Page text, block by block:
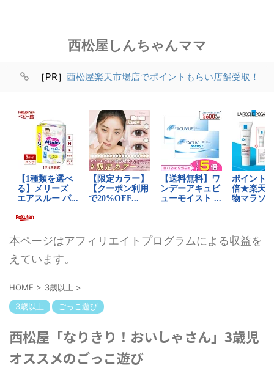
西松屋しんちゃんママ
［PR］ 西松屋楽天市場店でポイントもらい店舗受取！
本ページはアフィリエイトプログラムによる収益を
えています。
HOME > 3歳以上 >
3歳以上
ごっこ遊び
西松屋「なりきり！おいしゃさん」3歳児
オススメのごっこ遊び